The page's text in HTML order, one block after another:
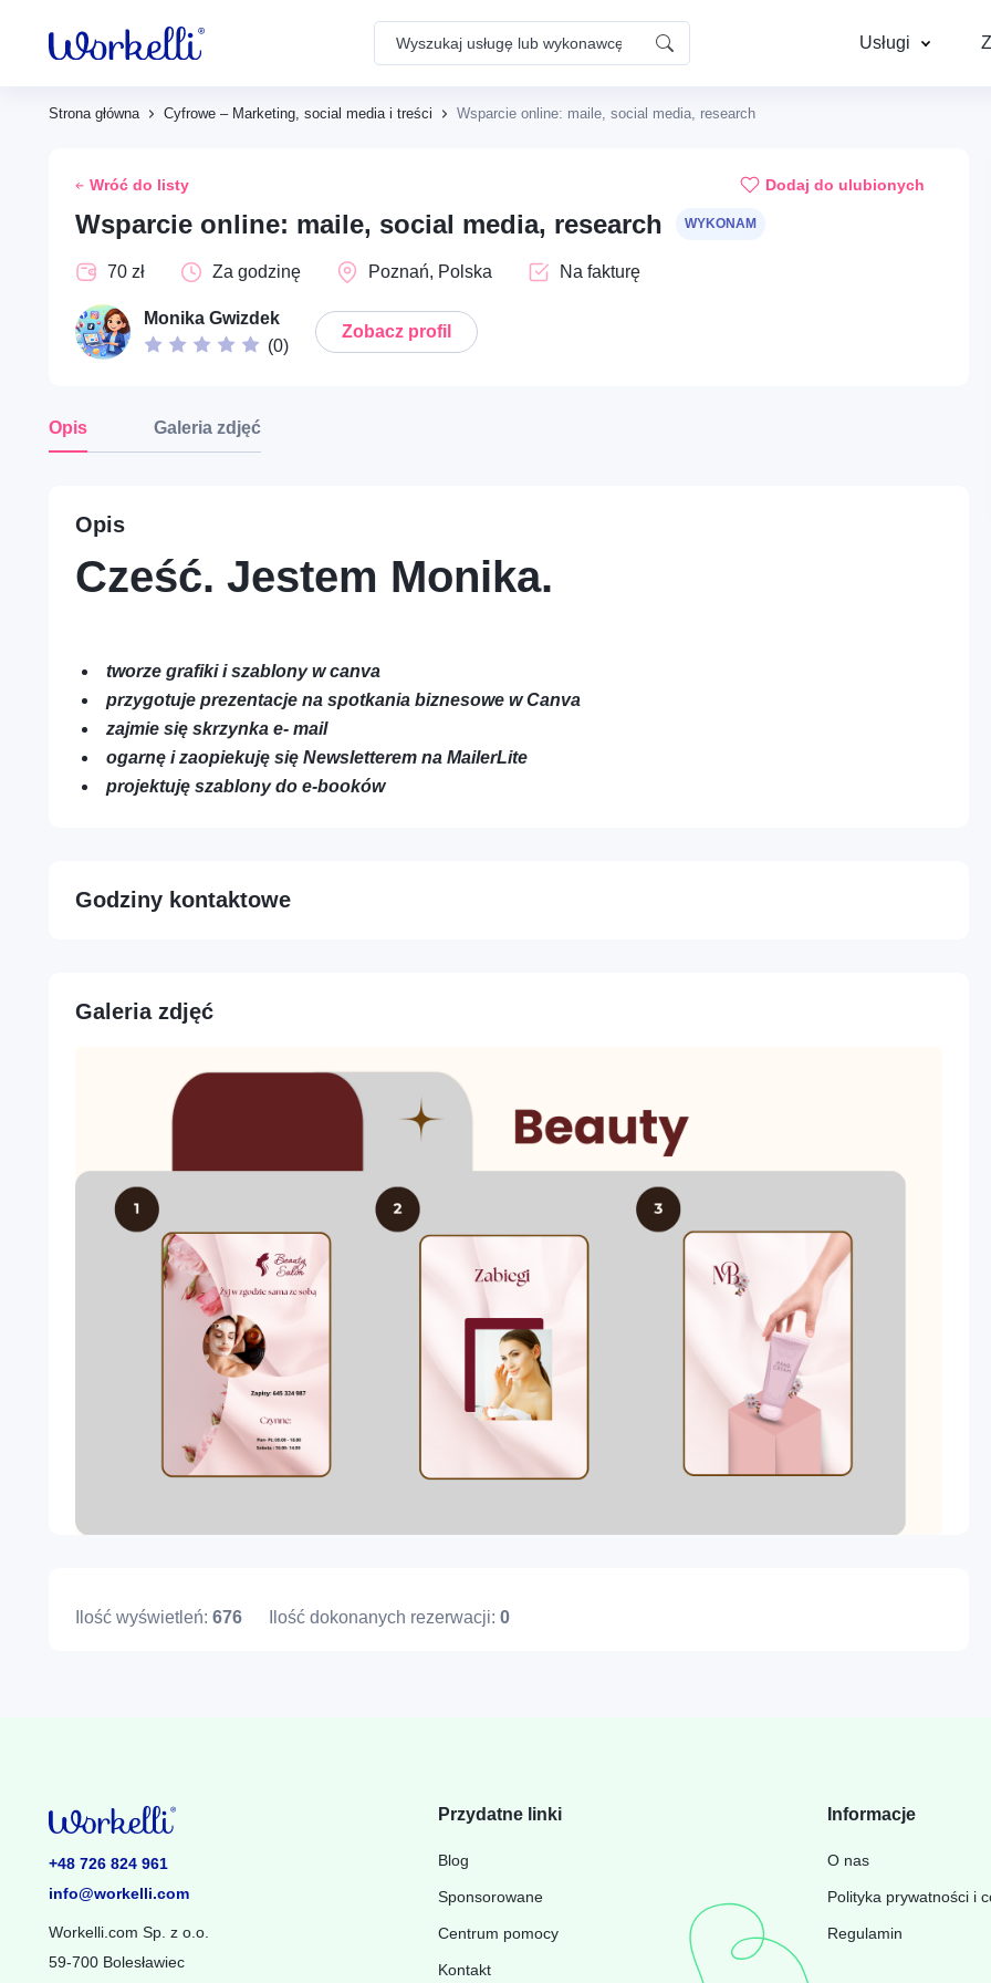
Search Usługi
budowlane
Społeczne – Wolontariat i
pomoc społeczna
Cyfrowe – Kreatywne usługi
wizualne
Profesje – Konsulting i usługi
profesjonalne
Profesje – Usługi
administracyjne i wsparcie
Osoba – Zdrowie, sport i
dobre samopoczucie
Powiadomienia
Wyświetl wszystko
Strona główna Cyfrowe – Marketing, social media i treści Wsparcie online: maile, social media, research
Wróć do listy Dodaj do ulubionych
Wsparcie online: maile, social media, research WYKONAM
70 zł Za godzinę Poznań, Polska Na fakturę
Monika Gwizdek
(0)
Zobacz profil
Opis Galeria zdjęć
Opis
Cześć. Jestem Monika.
tworze grafiki i szablony w canva
przygotuje prezentacje na spotkania biznesowe w Canva
zajmie się skrzynka e- mail
ogarnę i zaopiekuję się Newsletterem na MailerLite
projektuję szablony do e-booków
Godziny kontaktowe
Galeria zdjęć
Ilość wyświetleń: 676 Ilość dokonanych rezerwacji: 0
+48 726 824 961
info@workelli.com
Workelli.com Sp. z o.o.
59-700 Bolesławiec
Przydatne linki
Blog
Sponsorowane
Centrum pomocy
Kontakt
Informacje
O nas
Polityka prywatności i
Regulamin